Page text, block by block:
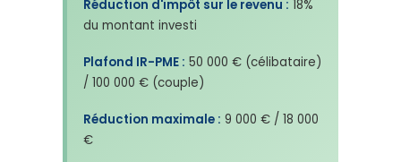
Réduction d'impôt sur le revenu : 18%
du montant investi
Plafond IR-PME : 50 000 € (célibataire)
/ 100 000 € (couple)
Réduction maximale : 9 000 € / 18 000
€